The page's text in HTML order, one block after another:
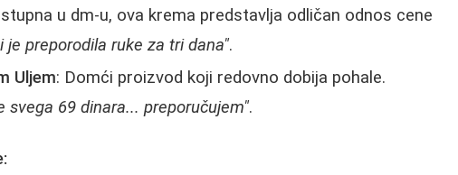
u dm-u, ova krema predstavlja odličan odnos cene
je preporodila ruke za tri dana".
Uljem: Domći proizvod koji redovno dobija pohale.
svega 69 dinara... preporučujem".